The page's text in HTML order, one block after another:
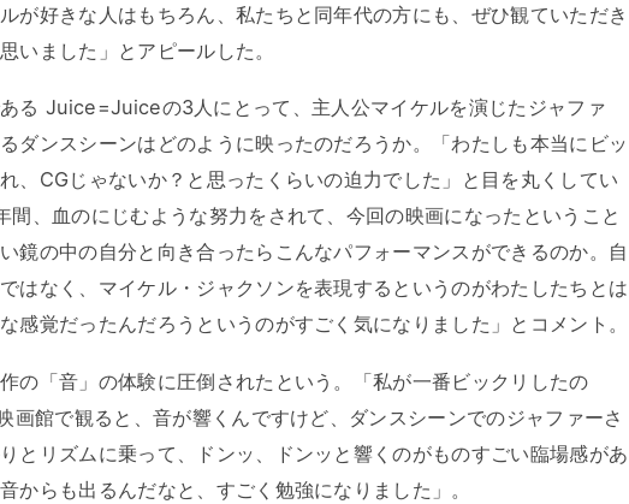
が好きな人はもちろん、私たちと同年代の方にも、ぜひ観ていただき
いました」とアピールした。
る Juice=Juiceの3人にとって、主人公マイケルを演じたジャファ
ダンスシーンはどのように映ったのだろうか。「わたしも本当にビッ
、CGじゃないか？と思ったくらいの迫力でした」と目を丸くしてい
間、血のにじむような努力をされて、今回の映画になったということ
鏡の中の自分と向き合ったらこんなパフォーマンスができるのか。自
はなく、マイケル・ジャクソンを表現するというのがわたしたちとは
感覚だったんだろうというのがすごく気になりました」とコメント。
の「音」の体験に圧倒されたという。「私が一番ビックリしたの
画館で観ると、音が響くんですけど、ダンスシーンでのジャファーさ
とリズムに乗って、ドンッ、ドンッと響くのがものすごい臨場感があ
からも出るんだなと、すごく勉強になりました」。